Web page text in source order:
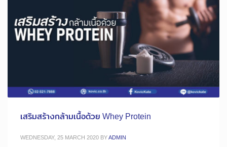
เสริมสร้างกล้ามเนื้อด้วย Whey Protein
WEDNESDAY, 25 MARCH 2020 BYADMIN